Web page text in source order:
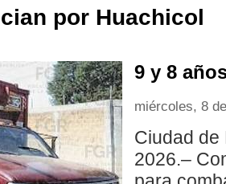
por Huachicol
9 y 8
miércoles, 8
Ciudad de
2026.–